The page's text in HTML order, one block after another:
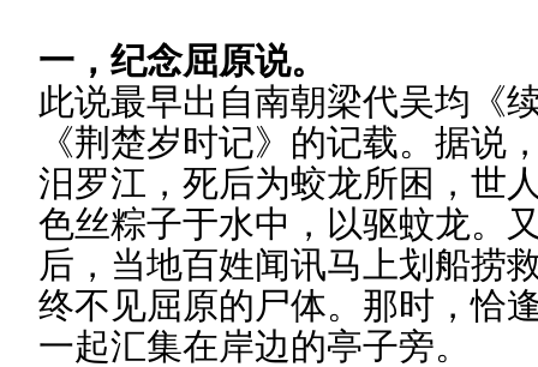
一，纪念屈原说。
此说最早出自南朝梁代吴均《
《荆楚岁时记》的记载。据说
汨罗江，死后为蛟龙所困，世
色丝粽子于水中，以驱蚊龙。
后，当地百姓闻讯马上划船捞
终不见屈原的尸体。那时，恰
一起汇集在岸边的亭子旁。